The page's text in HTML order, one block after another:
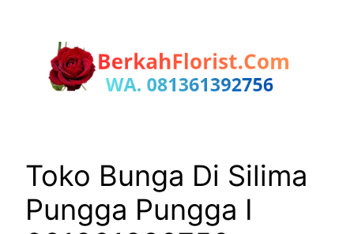
Toko Bunga Di Silima
Pungga Pungga I